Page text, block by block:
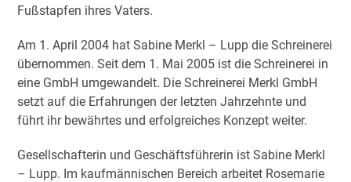
Fußstapfen ihres Vaters.
Am 1. April 2004 hat Sabine Merkl – Lupp die Schreinerei
übernommen. Seit dem 1. Mai 2005 ist die Schreinerei in
eine GmbH umgewandelt. Die Schreinerei Merkl GmbH
setzt auf die Erfahrungen der letzten Jahrzehnte und
führt ihr bewährtes und erfolgreiches Konzept weiter.
Gesellschafterin und Geschäftsführerin ist Sabine Merkl
– Lupp. Im kaufmännischen Bereich arbeitet Rosemarie